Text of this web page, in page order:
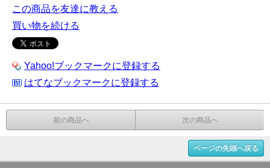
この商品を友達に教える
買い物を続ける
Yahoo!ブックマークに登録する
はてなブックマークに登録する
前の商品へ 次の商品へ
ページの先頭へ戻る